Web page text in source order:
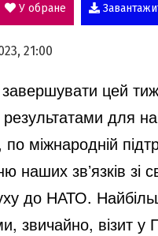
a
y
V
i
У обране
21:00
цей
для
по міжнародній
наших звʼязків зі
до НАТО.
звичайно, візит у